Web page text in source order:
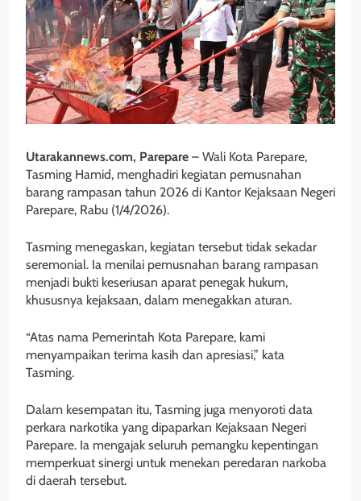
Utarakannews.com, Parepare – Wali Kota Parepare,
Tasming Hamid, menghadiri kegiatan pemusnahan
barang rampasan tahun 2026 di Kantor Kejaksaan Negeri
Parepare, Rabu (1/4/2026).
Tasming menegaskan, kegiatan tersebut tidak sekadar
seremonial. Ia menilai pemusnahan barang rampasan
menjadi bukti keseriusan aparat penegak hukum,
khususnya kejaksaan, dalam menegakkan aturan.
“Atas nama Pemerintah Kota Parepare, kami
menyampaikan terima kasih dan apresiasi,” kata
Tasming.
Dalam kesempatan itu, Tasming juga menyoroti data
perkara narkotika yang dipaparkan Kejaksaan Negeri
Parepare. Ia mengajak seluruh pemangku kepentingan
memperkuat sinergi untuk menekan peredaran narkoba
di daerah tersebut.